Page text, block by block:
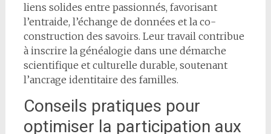
liens solides entre passionnés, favorisant
l’entraide, l’échange de données et la co-
construction des savoirs. Leur travail contribue
à inscrire la généalogie dans une démarche
scientifique et culturelle durable, soutenant
l’ancrage identitaire des familles.
Conseils pratiques pour
optimiser la participation aux